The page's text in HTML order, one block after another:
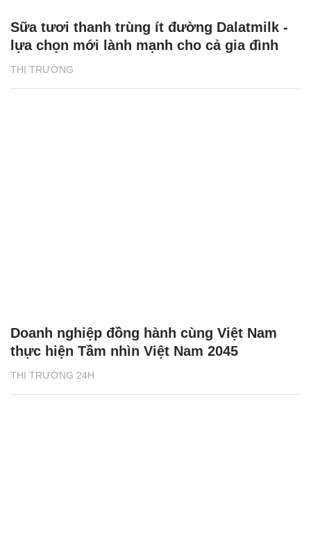
THỊ TRƯỜNG
Sữa tươi thanh trùng ít đường Dalatmilk -
lựa chọn mới lành mạnh cho cả gia đình
THỊ TRƯỜNG 24H
Doanh nghiệp đồng hành cùng Việt Nam
thực hiện Tầm nhìn Việt Nam 2045